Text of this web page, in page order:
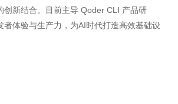
创新结合。目前主导 Qoder CLI 产品研
者体验与生产力，为AI时代打造高效基础设